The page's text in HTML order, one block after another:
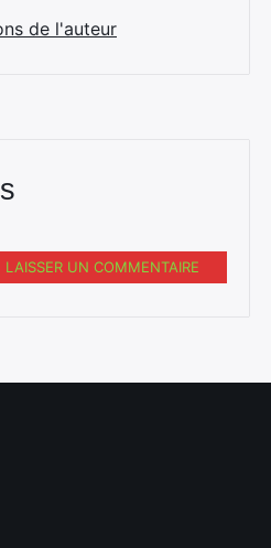
de l'auteur
LAISSER UN COMMENTAIRE